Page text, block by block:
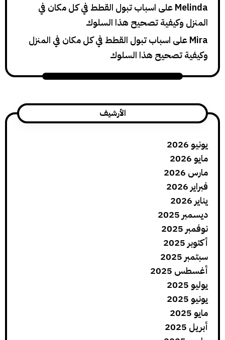
Melindaعلىاسباب تبول القطط في كل مكان في
المنزل وكيفية تصحيح هذا السلوك
Miraعلىاسباب تبول القطط في كل مكان في المنزل
وكيفية تصحيح هذا السلوك
الأرشيف
يونيو 2026
مايو 2026
مارس 2026
فبراير 2026
ديسمبر 2025
نوفمبر 2025
أكتوبر 2025
سبتمبر 2025
أغسطس 2025
يوليو 2025
يونيو 2025
مايو 2025
أبريل 2025